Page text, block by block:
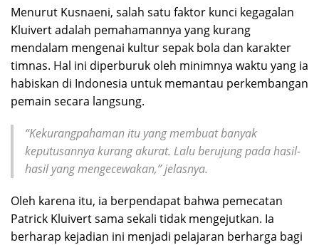
Menurut Kusnaeni, salah satu faktor kunci kegagalan
Kluivert adalah pemahamannya yang kurang
mendalam mengenai kultur sepak bola dan karakter
timnas. Hal ini diperburuk oleh minimnya waktu yang ia
habiskan di Indonesia untuk memantau perkembangan
pemain secara langsung.
“Kekurangpahaman itu yang membuat banyak
keputusannya kurang akurat. Lalu berujung pada hasil-
hasil yang mengecewakan,” jelasnya.
Oleh karena itu, ia berpendapat bahwa pemecatan
Patrick Kluivert sama sekali tidak mengejutkan. Ia
berharap kejadian ini menjadi pelajaran berharga bagi